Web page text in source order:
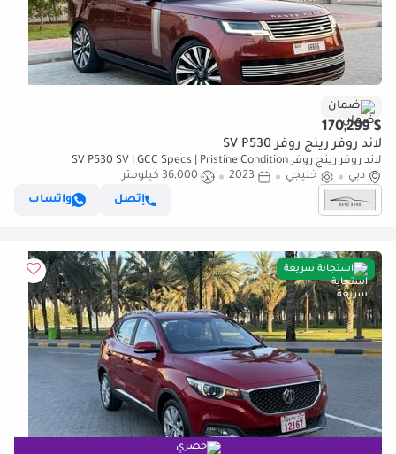
ضمان
$ 170,299
لاند روفر رينج روفر SV P530
لاند روفر رينج روفر SV P530 SV | GCC Specs | Pristine Condition
دبي
خليجي 2023
36,000 كيلومتر
إتصل
واتساب
استجابة سريعة
حصري